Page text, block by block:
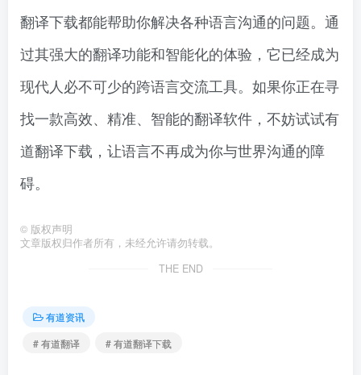
翻译下载都能帮助你解决各种语言沟通的问题。通
过其强大的翻译功能和智能化的体验，它已经成为
现代人必不可少的跨语言交流工具。如果你正在寻
找一款高效、精准、智能的翻译软件，不妨试试有
道翻译下载，让语言不再成为你与世界沟通的障
碍。
© 版权声明
文章版权归作者所有，未经允许请勿转载。
THE END
有道资讯
# 有道翻译
# 有道翻译下载